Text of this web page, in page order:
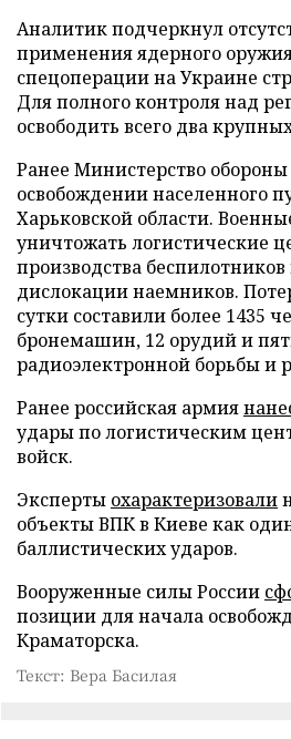
Аналитик подчеркнул
применения ядерного
спецоперации на Украине
Для полного контроля над
освободить всего два
Ранее Министерство
освобождении населенного
Харьковской области.
уничтожать логистические
производства
дислокации наемников.
сутки составили более 1435
бронемашин, 12 орудий и
радиоэлектронной борьбы и
Ранее российская армия
удары по логистическим
войск.
Эксперты охарактеризовали
объекты ВПК в Киеве как
баллистических ударов.
Вооруженные силы России
позиции для начала
Краматорска.
Текст: Вера Басилая